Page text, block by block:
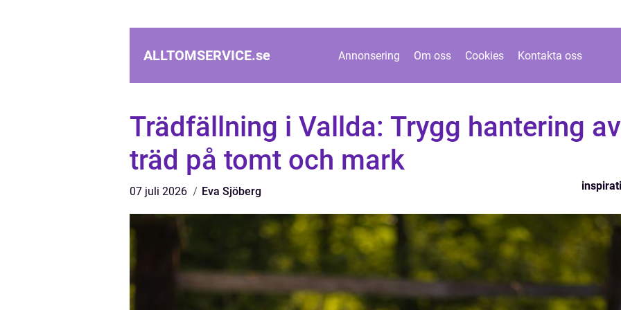
ALLTOMSERVICE.se Annonsering Om oss Cookies Kontakta oss
Trädfällning i Vallda: Trygg hantering av
träd på tomt och mark
07 juli 2026 Eva Sjöberg